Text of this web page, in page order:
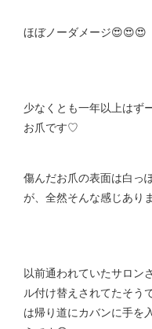
ほぼノーダメージ😍😍😍
少なくとも一年以上はず
お爪です♡
傷んだお爪の表面は白っ
が、全然そんな感じあり
以前通われていたサロン
ル付け替えされてたそう
は帰り道にカバンに手を